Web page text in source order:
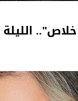
الليلة